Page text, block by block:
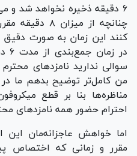
۶ دقیقه ذخیره نخواهد شد و
چنانچه از
کنند این زمان به صورت
در
سوالی ندارید نامزد‌های
من کامل‌تر توضیح بدهم ما در
مناظره‌ها بنا بر قطع
احترام حضور همه نامزد‌های
اما خواهش عاجزانه‌مان
مقرر و زمانی که اختصاص